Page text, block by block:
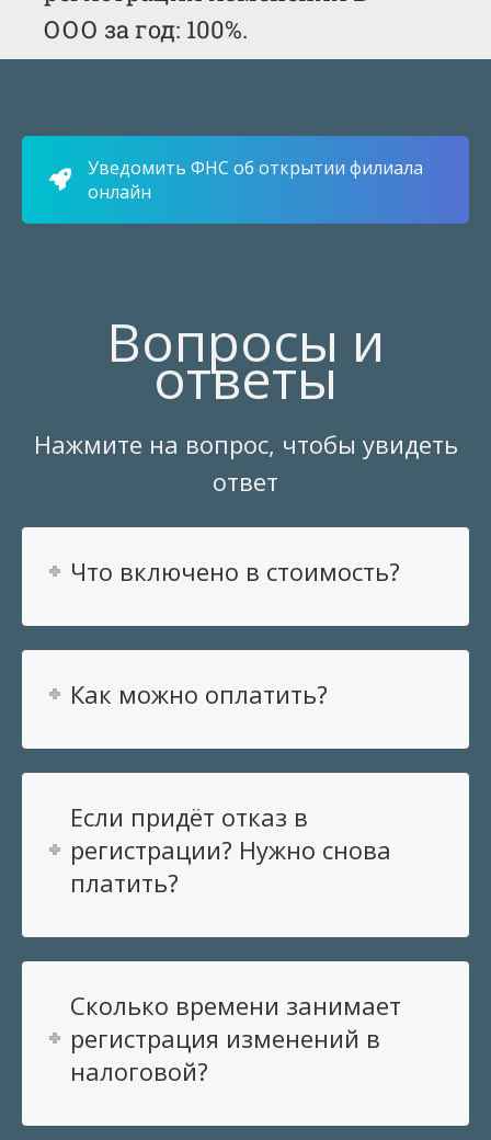
ООО за год: 100%.
Уведомить ФНС об открытии филиала
онлайн
Вопросы и
ответы
Нажмите на вопрос, чтобы увидеть
ответ
Что включено в стоимость?
Как можно оплатить?
Если придёт отказ в
регистрации? Нужно снова
платить?
Сколько времени занимает
регистрация изменений в
налоговой?